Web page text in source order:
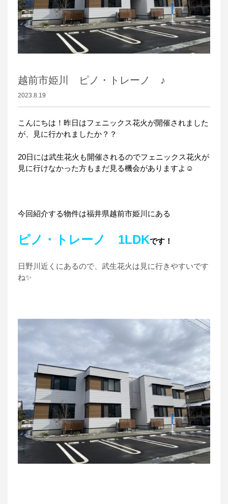
越前市姫川 ピノ・トレーノ ♪
2023.8.19
こんにちは！昨日はフェニックス花火が開催されました
が、見に行かれましたか？？
20日には武生花火も開催されるのでフェニックス花火が
見に行けなかった方もまだ見る機会がありますよ☺
今回紹介する物件は福井県越前市姫川にある
ピノ・トレーノ 1LDKです！
日野川近くにあるので、武生花火は見に行きやすいです
ね✨